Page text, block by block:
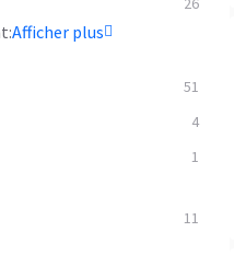
27
Afficher plus
51
4
1
11